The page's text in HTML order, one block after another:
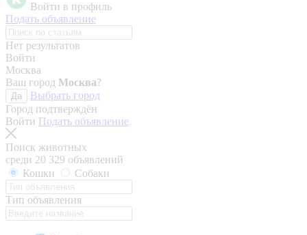
Войти в профиль
Подать объявление
Нет результатов
Войти
Москва
Ваш город Москва?
Да
Выбрать город
Город подтверждён
Войти Подать объявление
Поиск животных
среди 20 329 объявлений
Кошки
Собаки
Тип объявления